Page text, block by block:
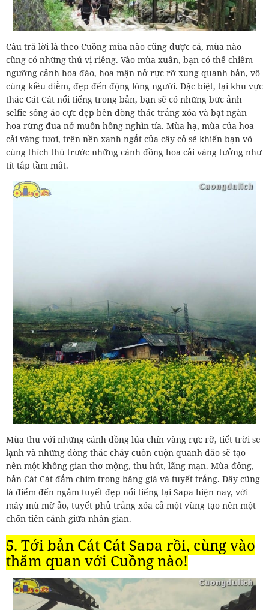
Câu trả lời là theo Cuồng mùa nào cũng được cả, mùa nào
cũng có những thú vị riêng. Vào mùa xuân, bạn có thể chiêm
ngưỡng cảnh hoa đào, hoa mận nở rực rỡ xung quanh bản, vô
cùng kiều diễm, đẹp đến động lòng người. Đặc biệt, tại khu vực
thác Cát Cát nổi tiếng trong bản, bạn sẽ có những bức ảnh
selfie sống ảo cực đẹp bên dòng thác trắng xóa và bạt ngàn
hoa rừng đua nở muôn hồng nghìn tía. Mùa hạ, mùa của hoa
cải vàng tươi, trên nền xanh ngắt của cây cỏ sẽ khiến bạn vô
cùng thích thú trước những cánh đồng hoa cải vàng tưởng như
tít tắp tầm mắt.
Mùa thu với những cánh đồng lúa chín vàng rực rỡ, tiết trời se
lạnh và những dòng thác chảy cuồn cuộn quanh đảo sẽ tạo
nên một không gian thơ mộng, thu hút, lãng mạn. Mùa đông,
bản Cát Cát đắm chìm trong băng giá và tuyết trắng. Đây cũng
là điểm đến ngắm tuyết đẹp nổi tiếng tại Sapa hiện nay, với
mây mù mờ ảo, tuyết phủ trắng xóa cả một vùng tạo nên một
chốn tiên cảnh giữa nhân gian.
5. Tới bản Cát Cát Sapa rồi, cùng vào
thăm quan với Cuồng nào!